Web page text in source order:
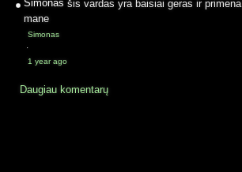
Simonas šis vardas yra baisiai geras ir primena
mane
Simonas
·
1 year ago
Daugiau komentarų